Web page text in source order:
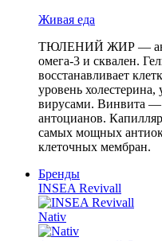
Живая еда
ТЮЛЕНИЙ ЖИР —
омега-3 и сквален.
восстанавливает
уровень холестерина,
вирусами. Винвита —
антоцианов.
самых мощных
клеточных мембран.
Бренды
INSEA Revivall
Nativ